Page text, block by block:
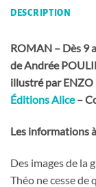
DESCRIPTION
ROMAN – Dès 9
de Andrée
illustré par ENZO
Éditions Alice–
Les informations
Des images de la
Théo ne cesse de